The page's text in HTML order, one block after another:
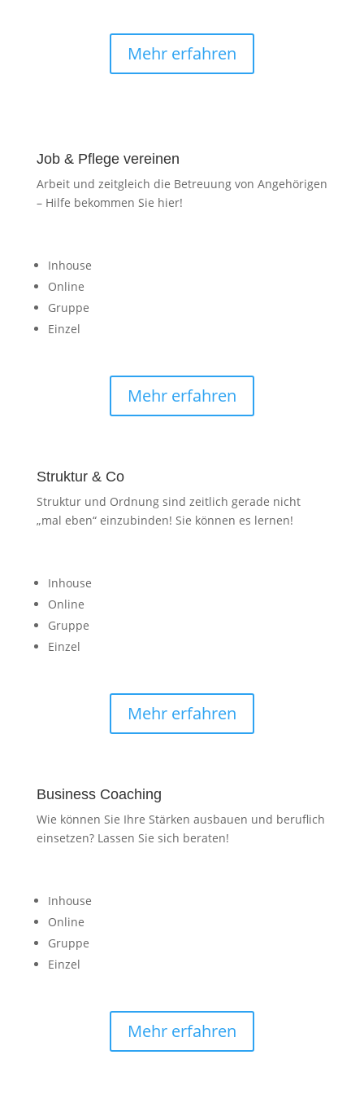
Mehr erfahren
Job & Pflege vereinen
Arbeit und zeitgleich die Betreuung von Angehörigen
– Hilfe bekommen Sie hier!
Inhouse
Online
Gruppe
Einzel
Mehr erfahren
Struktur & Co
Struktur und Ordnung sind zeitlich gerade nicht
„mal eben“ einzubinden! Sie können es lernen!
Inhouse
Online
Gruppe
Einzel
Mehr erfahren
Business Coaching
Wie können Sie Ihre Stärken ausbauen und beruflich
einsetzen? Lassen Sie sich beraten!
Inhouse
Online
Gruppe
Einzel
Mehr erfahren